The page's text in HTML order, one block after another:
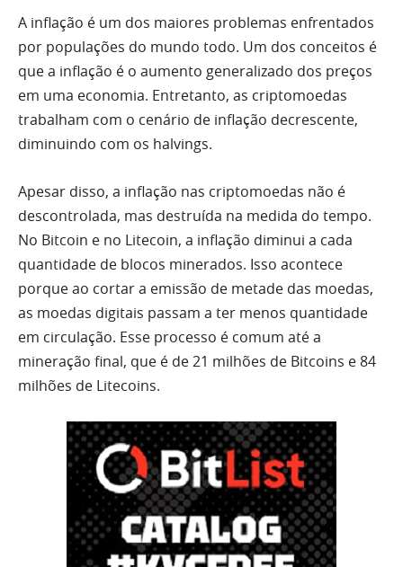
A inflação é um dos maiores problemas enfrentados
por populações do mundo todo. Um dos conceitos é
que a inflação é o aumento generalizado dos preços
em uma economia. Entretanto, as criptomoedas
trabalham com o cenário de inflação decrescente,
diminuindo com os halvings.
Apesar disso, a inflação nas criptomoedas não é
descontrolada, mas destruída na medida do tempo.
No Bitcoin e no Litecoin, a inflação diminui a cada
quantidade de blocos minerados. Isso acontece
porque ao cortar a emissão de metade das moedas,
as moedas digitais passam a ter menos quantidade
em circulação. Esse processo é comum até a
mineração final, que é de 21 milhões de Bitcoins e 84
milhões de Litecoins.